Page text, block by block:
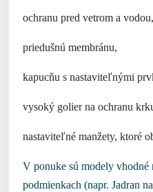
ochranu pred vetrom a vodou,
priedušnú membránu,
kapucňu s nastaviteľnými
vysoký golier na ochranu
nastaviteľné manžety, ktoré
V ponuke sú modely vhodné
podmienkach (napr. Jadran